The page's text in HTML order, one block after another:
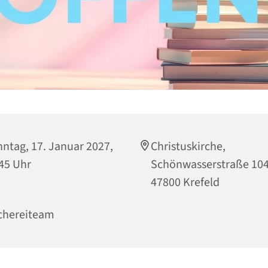
17. Januar 2027,
Uhr
Christuskirche,
Schönwasserstraße
47800 Krefeld